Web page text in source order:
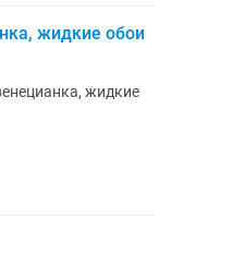
жидкие обои
жидкие